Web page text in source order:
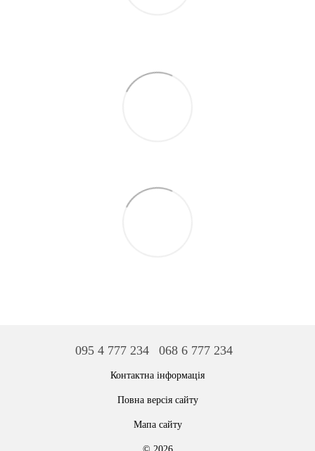
095 4 777 234 068 6 777 234
Контактна інформація
Повна версія сайту
Мапа сайту